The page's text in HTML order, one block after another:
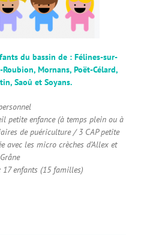
du bassin de : Félines-sur-
Mornans, Poët-Célard,
Saoû et Soyans.
petite enfance (à temps plein ou à
de puériculture / 3 CAP petite
avec les micro crèches d’Allex et
Grâne
enfants (15 familles)